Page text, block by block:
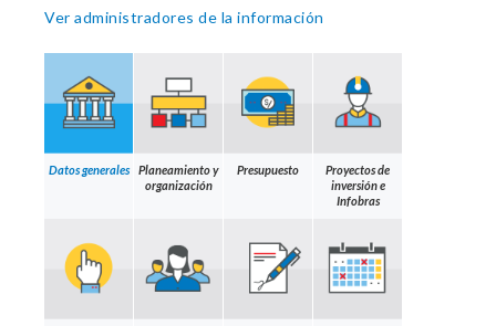
Ver administradores de la información
Datos generales
Planeamiento y
organización
Presupuesto
Proyectos de
inversión e
Infobras